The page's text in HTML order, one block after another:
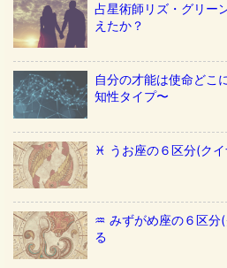
占星術師リズ・グリー
えたか？
自分の才能は使命ど
知性タイプ〜
♓️ うお座の６区分(ク
♒️ みずがめ座の６区
る